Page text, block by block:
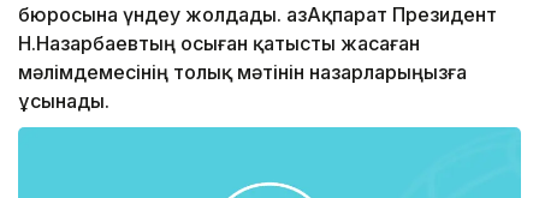
бюросына үндеу жолдады. ҚазАқпарат Президент
Н.Назарбаевтың осыған қатысты жасаған
мәлімдемесінің толық мәтінін назарларыңызға
ұсынады.